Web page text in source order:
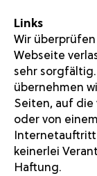
Links
Wir
Webseite
sehr
übernehmen
Seiten, auf die
oder von
keinerlei
Haftung.